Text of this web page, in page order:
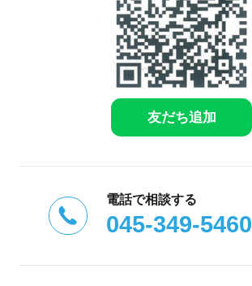
友だち追加
電話で相談する
045-349-5460